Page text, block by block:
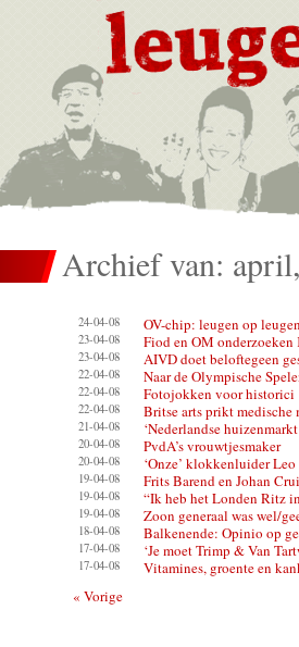
Archief van:
24-04-08 OV-chip: leugen op
23-04-08 Fiod en OM
23-04-08 AIVD doet beloftegeen
22-04-08 Naar de Olympische
22-04-08 Fotojokken voor historici
22-04-08 Britse arts prikt medische
21-04-08 ‘Nederlandse
20-04-08 PvdA’s vrouwtjesmaker
20-04-08 ‘Onze’ klokkenluider
19-04-08 Frits Barend en Johan
19-04-08 “Ik heb het Londen Ritz
19-04-08 Zoon generaal was wel/
18-04-08 Balkenende: Opinio op
17-04-08 ‘Je moet Trimp & Van
17-04-08
Vitamines, groente en
« Vorige